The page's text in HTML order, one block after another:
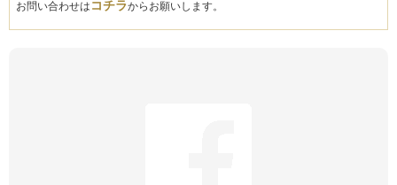
お問い合わせは コチラからお願いします。